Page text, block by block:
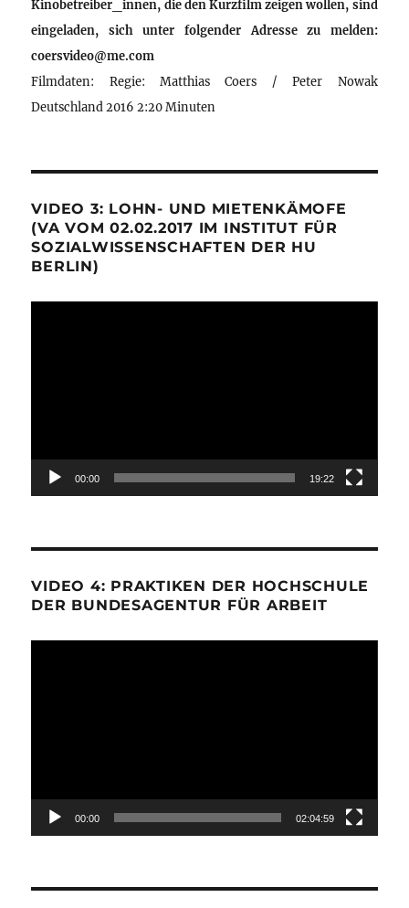
Kinobetreiber_innen, die den Kurzfilm zeigen wollen, sind
eingeladen, sich unter folgender Adresse zu melden:
coersvideo@me.com
Filmdaten: Regie: Matthias Coers / Peter Nowak
Deutschland 2016 2:20 Minuten
VIDEO 3: LOHN- UND MIETENKÄMOFE
(VA VOM 02.02.2017 IM INSTITUT FÜR
SOZIALWISSENSCHAFTEN DER HU
BERLIN)
00:00 19:22
VIDEO 4: PRAKTIKEN DER HOCHSCHULE
DER BUNDESAGENTUR FÜR ARBEIT
00:00 02:04:59